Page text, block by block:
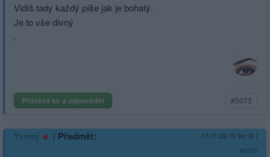
Vidíš tady každý píše jak je bohatý.
Je to vše divný
.
Přihlásit se a odpovědět #5073
Yvemj | Předmět: 17.11.23 15:39:18 |
#5075